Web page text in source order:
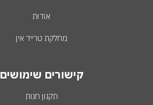
אודות
מחלקת טרייד אין
קישורים שימושים
תקנון חנות